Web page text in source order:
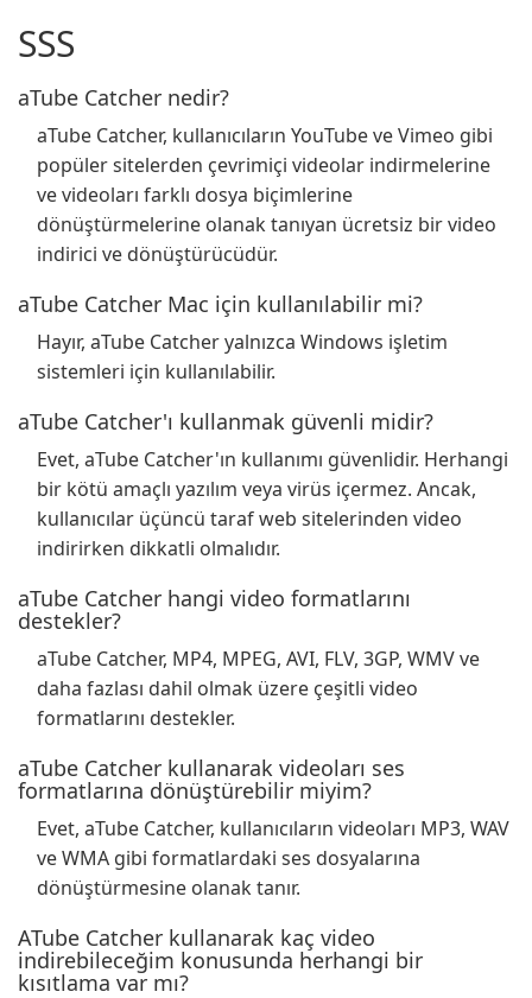
SSS
aTube Catcher nedir?
aTube Catcher, kullanıcıların YouTube ve Vimeo gibi
popüler sitelerden çevrimiçi videolar indirmelerine
ve videoları farklı dosya biçimlerine
dönüştürmelerine olanak tanıyan ücretsiz bir video
indirici ve dönüştürücüdür.
aTube Catcher Mac için kullanılabilir mi?
Hayır, aTube Catcher yalnızca Windows işletim
sistemleri için kullanılabilir.
aTube Catcher'ı kullanmak güvenli midir?
Evet, aTube Catcher'ın kullanımı güvenlidir. Herhangi
bir kötü amaçlı yazılım veya virüs içermez. Ancak,
kullanıcılar üçüncü taraf web sitelerinden video
indirirken dikkatli olmalıdır.
aTube Catcher hangi video formatlarını
destekler?
aTube Catcher, MP4, MPEG, AVI, FLV, 3GP, WMV ve
daha fazlası dahil olmak üzere çeşitli video
formatlarını destekler.
aTube Catcher kullanarak videoları ses
formatlarına dönüştürebilir miyim?
Evet, aTube Catcher, kullanıcıların videoları MP3, WAV
ve WMA gibi formatlardaki ses dosyalarına
dönüştürmesine olanak tanır.
ATube Catcher kullanarak kaç video
indirebileceğim konusunda herhangi bir
kısıtlama var mı?